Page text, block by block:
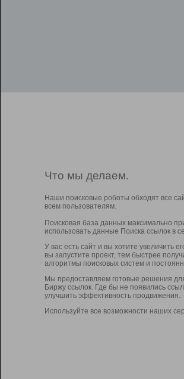
Что мы делаем.
Наши поисковые роботы обходят все
всем пользователям.
Поисковая база данных максимально
использовать данные Поиска ссылок в
У вас есть сайт и вы хотите увеличить
вы запустите проект, тем быстрее
алгоритмы поисковых систем и
Мы предоставляем готовые решения
Биржу ссылок. Где бы не появились
улучшить эффективность продвижения.
Используйте все возможности наших